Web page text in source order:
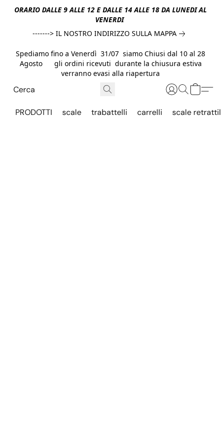
ORARIO DALLE 9 ALLE 12 E DALLE 14 ALLE 18 DA LUNEDI AL
VENERDI
-------> IL NOSTRO INDIRIZZO SULLA MAPPA
Spediamo fino a Venerdì 31/07 siamo Chiusi dal 10 al 28
Agosto gli ordini ricevuti durante la chiusura estiva
verranno evasi alla riapertura
PRODOTTI scale trabattelli carrelli scale